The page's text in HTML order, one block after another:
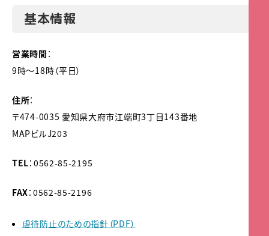
基本情報
営業時間 ：
9時～18時（平日）
住所：
〒474-0035 愛知県大府市江端町3丁目143番地
MAPビルJ203
TEL：0562-85-2195
FAX：0562-85-2196
虐待防止のための指針（PDF）